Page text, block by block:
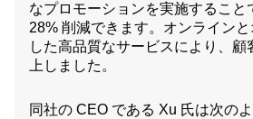
なプロモーションを実施すること
28% 削減できます。オンライン
した高品質なサービスにより、顧
上しました。
同社の CEO である Xu 氏は次の